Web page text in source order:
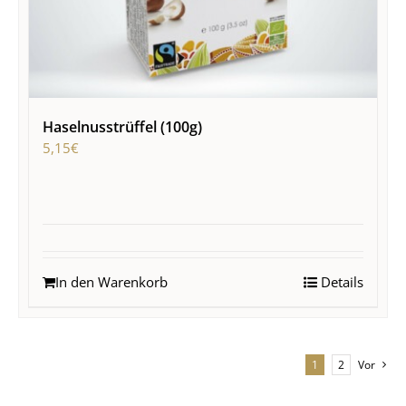
Haselnusstrüffel (100g)
5,15€
In den Warenkorb Details
1 2 Vor